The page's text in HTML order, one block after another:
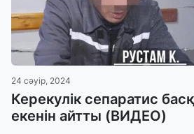
24 сәуір, 2024
Керекулік сепаратис
екенін айтты (ВИДЕО)